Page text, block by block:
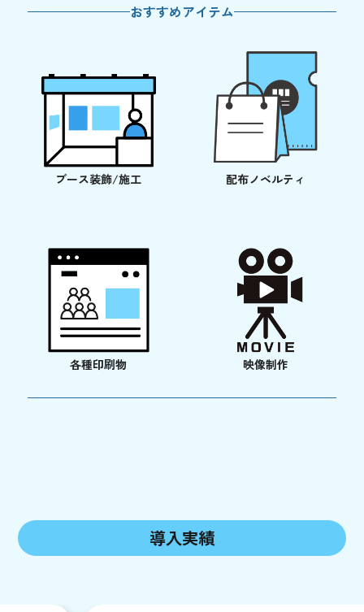
おすすめアイテム
ブース装飾/施工 配布ノベルティ
各種印刷物 映像制作
導入実績